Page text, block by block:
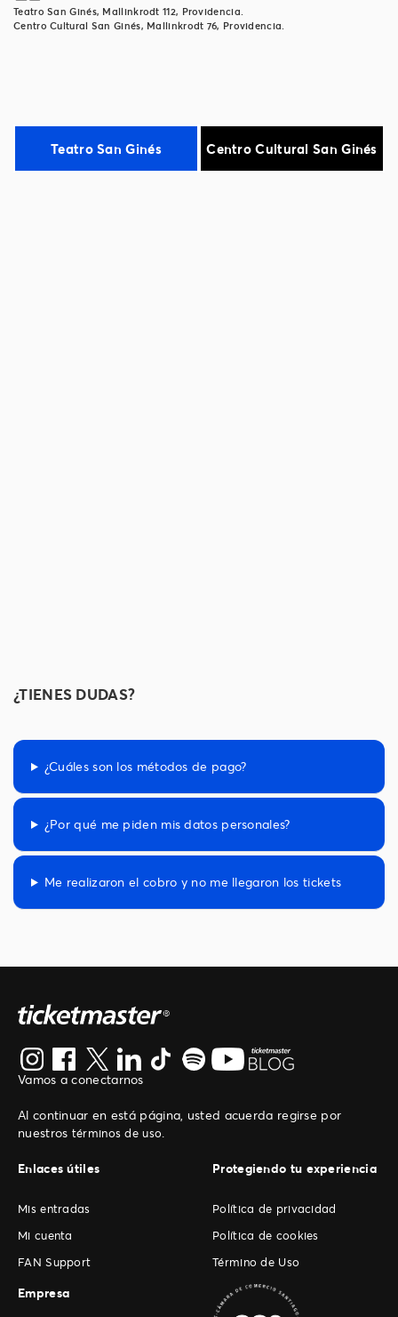
Teatro San Ginés, Mallinkrodt 112, Providencia.
Centro Cultural San Ginés, Mallinkrodt 76, Providencia.
MAPASTeatro San Ginés Centro Cultural San Ginés
¿TIENES DUDAS?
¿Cuáles son los métodos de pago?
¿Por qué me piden mis datos personales?
Me realizaron el cobro y no me llegaron los tickets
Vamos a conectarnos
Al continuar en está página, usted acuerda regirse por
nuestros términos de uso.
Enlaces útiles
Mis entradas
Mi cuenta
FAN Support
Protegiendo tu experiencia
Política de privacidad
Política de cookies
Término de Uso
Empresa